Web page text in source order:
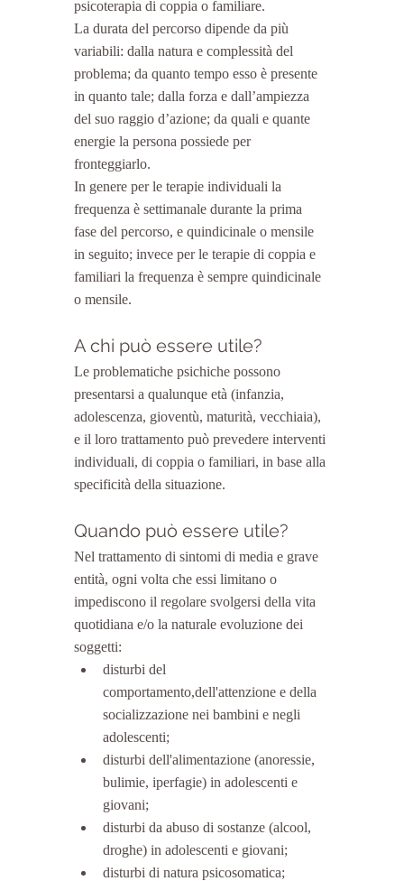
psicoterapia di coppia o familiare.
La durata del percorso dipende da più
variabili: dalla natura e complessità del
problema; da quanto tempo esso è presente
in quanto tale; dalla forza e dall’ampiezza
del suo raggio d’azione; da quali e quante
energie la persona possiede per
fronteggiarlo.
In genere per le terapie individuali la
frequenza è settimanale durante la prima
fase del percorso, e quindicinale o mensile
in seguito; invece per le terapie di coppia e
familiari la frequenza è sempre quindicinale
o mensile.
A chi può essere utile?
Le problematiche psichiche possono
presentarsi a qualunque età (infanzia,
adolescenza, gioventù, maturità, vecchiaia),
e il loro trattamento può prevedere interventi
individuali, di coppia o familiari, in base alla
specificità della situazione.
Quando può essere utile?
Nel trattamento di sintomi di media e grave
entità, ogni volta che essi limitano o
impediscono il regolare svolgersi della vita
quotidiana e/o la naturale evoluzione dei
soggetti:
disturbi del
comportamento,dell'attenzione e della
socializzazione nei bambini e negli
adolescenti;
disturbi dell'alimentazione (anoressie,
bulimie, iperfagie) in adolescenti e
giovani;
disturbi da abuso di sostanze (alcool,
droghe) in adolescenti e giovani;
disturbi di natura psicosomatica;